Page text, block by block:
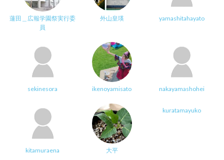
蓮田＿広報学園祭実行委
員
外山皇瑛 yamashitahayato
sekinesora ikenoyamisato nakayamashohei
kitamuraena 大平
kuratamayuko